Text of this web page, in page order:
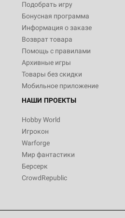
Подобрать игру
Бонусная программа
Информация о заказе
Возврат товара
Помощь с правилами
Архивные игры
Товары без скидки
Мобильное приложение
НАШИ ПРОЕКТЫ
Hobby World
Игрокон
Warforge
Мир фантастики
Берсерк
CrowdRepublic